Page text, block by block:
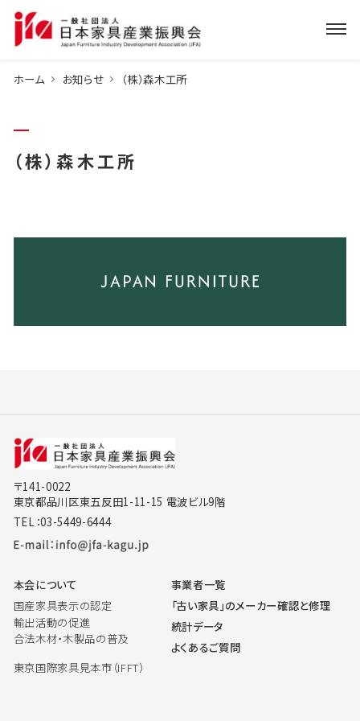
ホーム お知らせ （株）森木工所
（株）森木工所
〒141-0022
東京都品川区東五反田1-11-15 電波ビル9階
TEL：03-5449-6444
本会について
国産家具表示の認定
輸出活動の促進
合法木材・木製品の普及
東京国際家具見本市（IFFT）
事業者一覧
「古い家具」のメーカー確認と修理
統計データ
よくあるご質問